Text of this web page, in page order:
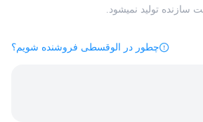
سازنده تولید نمیشود.
چطور در الوقسطی فروشنده شویم؟